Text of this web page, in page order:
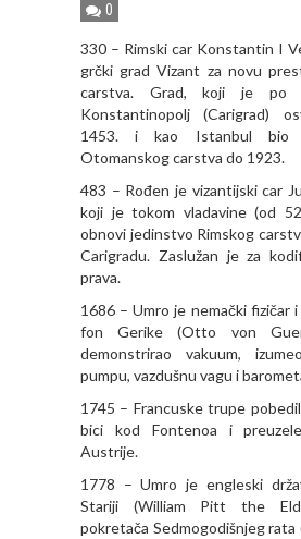
0
330 – Rimski car Konstantin I
grčki grad Vizant za novu
carstva. Grad, koji je po
Konstantinopolj (Carigrad)
1453. i kao Istanbul bio
Otomanskog carstva do 1923.
483 – Rođen je vizantijski car
koji je tokom vladavine (od
obnovi jedinstvo Rimskog
Carigradu. Zaslužan je za
prava.
1686 – Umro je nemački fizičar
fon Gerike (Otto von
demonstrirao vakuum,
pumpu, vazdušnu vagu i
1745 – Francuske trupe
bici kod Fontenoa i
Austrije.
1778 – Umro je engleski
Stariji (William Pitt the
pokretača Sedmogodišnjeg rata